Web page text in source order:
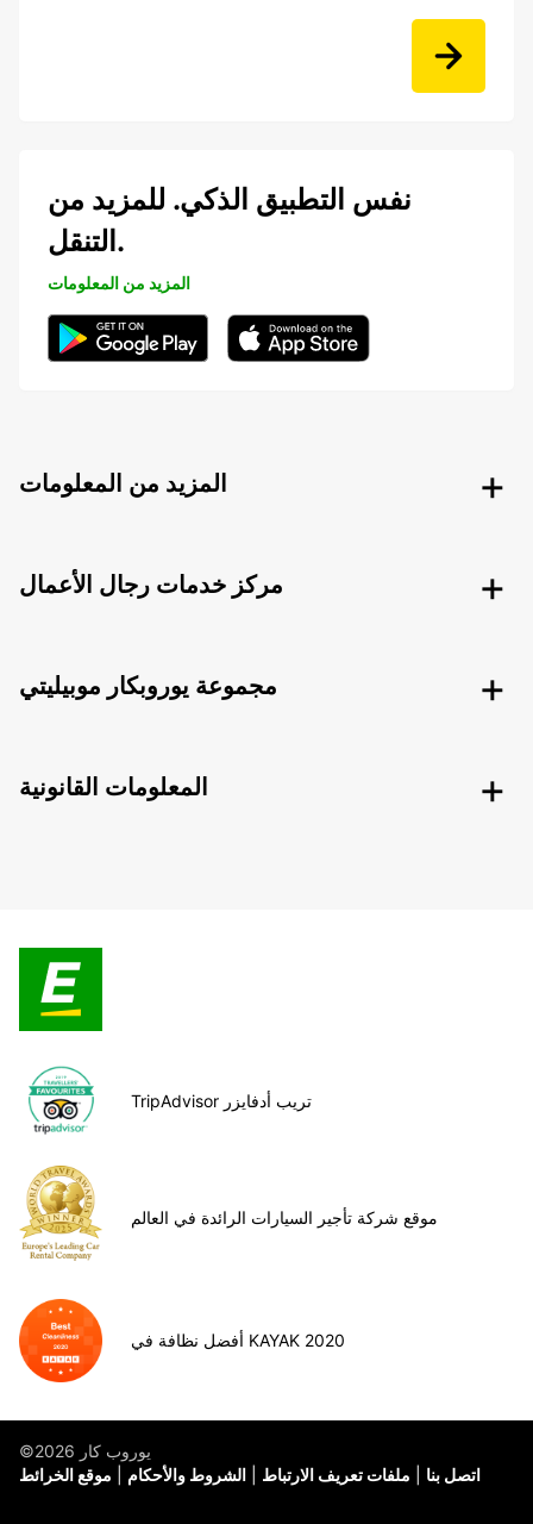
نفس التطبيق الذكي. للمزيد من
التنقل.
المزيد من المعلومات
المزيد من المعلومات
مركز خدمات رجال الأعمال
مجموعة يوروبكار موبيليتي
المعلومات القانونية
TripAdvisor تريب أدفايزر
موقع شركة تأجير السيارات الرائدة في العالم
أفضل نظافة في KAYAK 2020
©يوروب كار 2026
موقع الخرائط
الشروط والأحكام ملفات تعريف الارتباط اتصل بنا